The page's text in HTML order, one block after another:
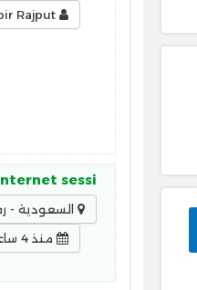
sessi
السعودية -
منذ 4 ساعات